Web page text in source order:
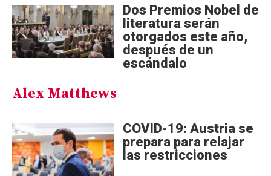
Dos Premios Nobel de
literatura serán
otorgados este año,
después de un
escándalo
Alex Matthews
COVID-19: Austria se
prepara para relajar
las restricciones